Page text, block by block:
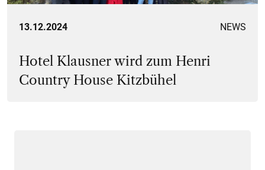
13.12.2024 NEWS
Hotel Klausner wird zum Henri
Country House Kitzbühel